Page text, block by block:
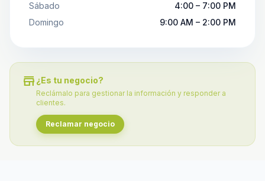
Sábado
4:00 – 7:00 PM
Domingo
9:00 AM – 2:00 PM
store ¿Es tu negocio?
Reclámalo para gestionar la información y responder a
clientes.
Reclamar negocio